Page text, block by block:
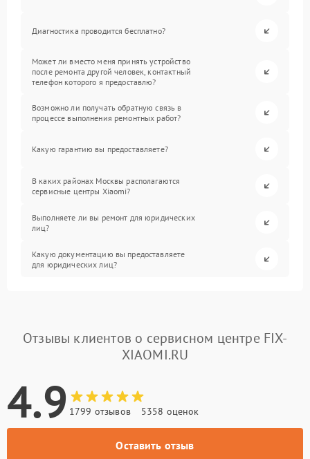
Диагностика проводится бесплатно?
Может ли вместо меня принять устройство
после ремонта другой человек, контактный
телефон которого я предоставлю?
Возможно ли получать обратную связь в
процессе выполнения ремонтных работ?
Какую гарантию вы предоставляете?
В каких районах Москвы располагаются
сервисные центры Xiaomi?
Выполняете ли вы ремонт для юридических
лиц?
Какую документацию вы предоставляете
для юридических лиц?
Отзывы клиентов о сервисном центре FIX-
XIAOMI.RU
4.9 1799 отзывов 5358 оценок
Оставить отзыв